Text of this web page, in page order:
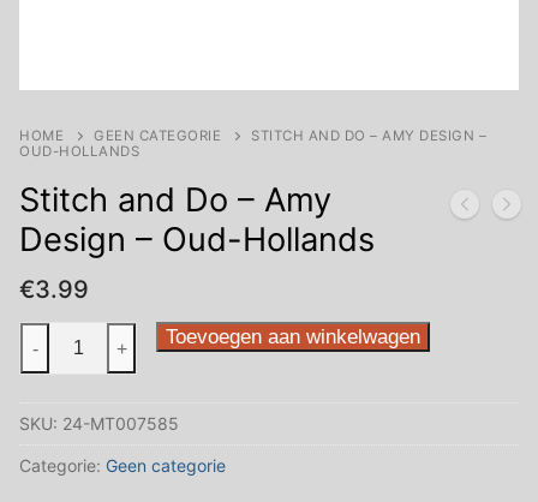
HOME GEEN CATEGORIE
STITCH AND DO – AMY DESIGN –
OUD-HOLLANDS
Stitch and Do – Amy
Design – Oud-Hollands
€3.99
and
-
Amy
- + Toevoegen aan winkelwagen
SKU: 24-MT007585
Categorie: Geen categorie